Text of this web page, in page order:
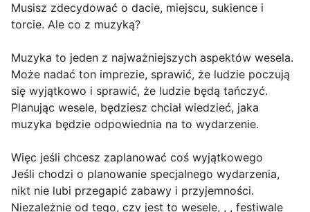
Musisz zdecydować o dacie, miejscu, sukience i
torcie. Ale co z muzyką?
Muzyka to jeden z najważniejszych aspektów wesela.
Może nadać ton imprezie, sprawić, że ludzie poczują
się wyjątkowo i sprawić, że ludzie będą tańczyć.
Planując wesele, będziesz chciał wiedzieć, jaka
muzyka będzie odpowiednia na to wydarzenie.
Więc jeśli chcesz zaplanować coś wyjątkowego
Jeśli chodzi o planowanie specjalnego wydarzenia,
nikt nie lubi przegapić zabawy i przyjemności.
Niezależnie od tego, czy jest to wesele, , , festiwale